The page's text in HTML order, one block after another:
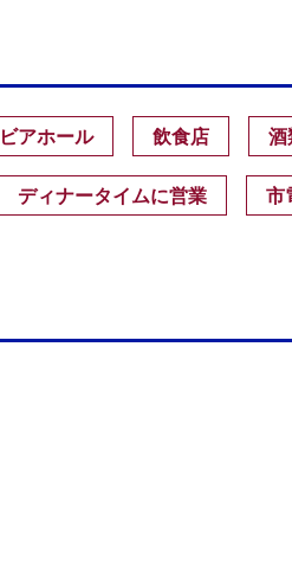
アホール 飲食店 酒
ディナータイムに営業 市